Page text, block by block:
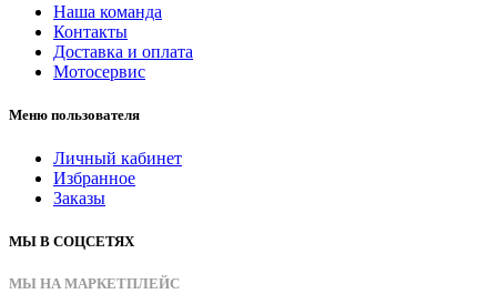
Наша команда
Контакты
Доставка и оплата
Мотосервис
Меню пользователя
Личный кабинет
Избранное
Заказы
МЫ В СОЦСЕТЯХ
МЫ НА МАРКЕТПЛЕЙС